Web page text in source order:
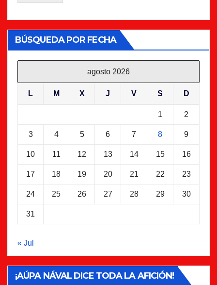
BÚSQUEDA POR FECHA
agosto 2026
L M X J V S D
1 2
3 4 5 6 7 8 9
10 11 12 13 14 15 16
17 18 19 20 21 22 23
24 25 26 27 28 29 30
31
« Jul
¡AÚPA NÁVAL DICE TODA LA AFICIÓN!